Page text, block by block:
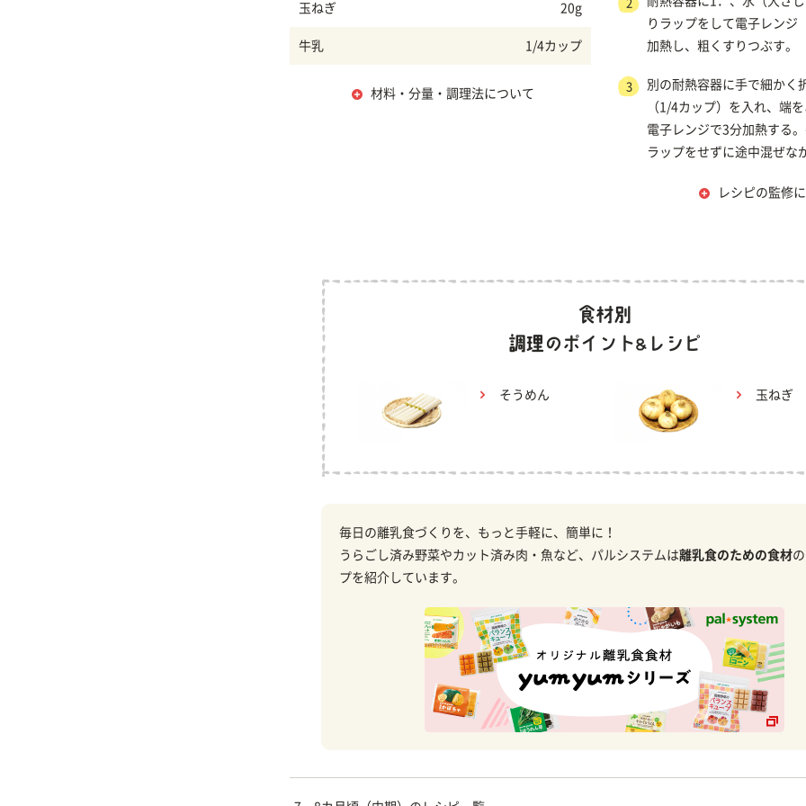
玉ねぎ 20g
牛乳 1/4カップ
材料・分量・調理法について
2
りラップをして電子レンジ
加熱し、粗くすりつぶす。
3
別の耐熱容器に手で細かく
（1/4カップ）を入れ、端
電子レンジで3分加熱する
ラップをせずに途中混ぜな
レシピの監修
そうめん 玉ねぎ
毎日の離乳食づくりを、もっと手軽に、簡単に！
うらごし済み野菜やカット済み肉・魚など、パルシステムは離乳食のための食材
プを紹介しています。